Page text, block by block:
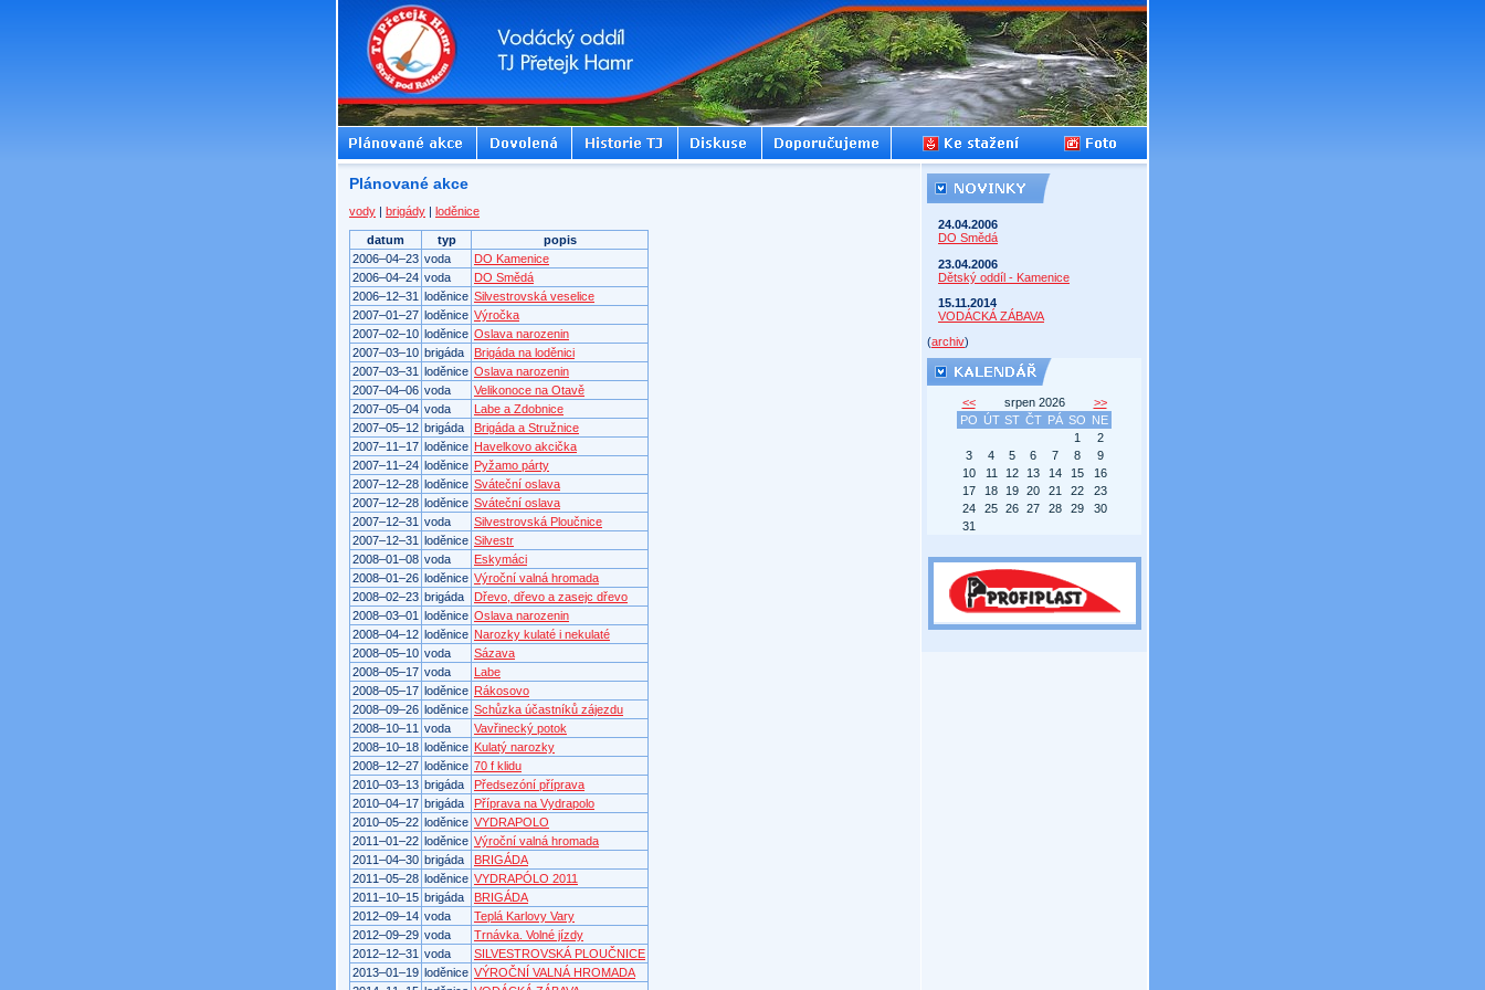
Plánované akce
vody | brigády | loděnice
datum typ
popis
2006–04–23 voda
DO Kamenice
2006–04–24 voda
DO Smědá
2006–12–31
loděnice Silvestrovská veselice
2007–01–27 loděnice Výročka
2007–02–10 loděnice Oslava narozenin
2007–03–10 brigáda
Brigáda na loděnici
2007–03–31
loděnice Oslava narozenin
2007–04–06 voda
Velikonoce na Otavě
2007–05–04 voda
Labe a Zdobnice
2007–05–12 brigáda
Brigáda a Stružnice
2007–11–17 loděnice Havelkovo akcička
2007–11–24 loděnice Pyžamo párty
2007–12–28 loděnice Sváteční oslava
2007–12–28 loděnice Sváteční oslava
2007–12–31
voda
Silvestrovská Ploučnice
2007–12–31
loděnice Silvestr
2008–01–08 voda
Eskymáci
2008–01–26 loděnice Výroční valná hromada
2008–02–23 brigáda
Dřevo, dřevo a zasejc dřevo
2008–03–01
loděnice Oslava narozenin
2008–04–12 loděnice Narozky kulaté i nekulaté
2008–05–10 voda
Sázava
2008–05–17 voda
Labe
2008–05–17 loděnice Rákosovo
2008–09–26 loděnice Schůzka účastníků zájezdu
2008–10–11
voda
Vavřinecký potok
2008–10–18 loděnice Kulatý narozky
2008–12–27 loděnice 70 f klidu
2010–03–13 brigáda
Předsezóní příprava
2010–04–17 brigáda
Příprava na Vydrapolo
2010–05–22 loděnice VYDRAPOLO
2011–01–22 loděnice Výroční valná hromada
2011–04–30 brigáda
BRIGÁDA
2011–05–28 loděnice VYDRAPÓLO 2011
2011–10–15 brigáda
BRIGÁDA
2012–09–14 voda
Teplá Karlovy Vary
2012–09–29 voda
Trnávka. Volné jízdy
2012–12–31
voda
SILVESTROVSKÁ PLOUČNICE
2013–01–19 loděnice VÝROČNÍ VALNÁ HROMADA
24.04.2006
DO Smědá
23.04.2006
Dětský oddíl - Kamenice
15.11.2014
VODÁCKÁ ZÁBAVA
(archiv)
<< srpen 2026
>>
PO
ÚT ST ČT PÁ SO NE
1
2
3
4 5 6 7 8
9
10
11 12 13 14 15
16
17
18 19 20 21 22
23
24
25 26 27 28 29
30
31